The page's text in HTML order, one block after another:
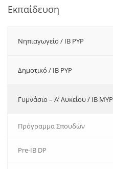
Εκπαίδευση
Νηπιαγωγείο / IB PYP
Δημοτικό / IB PYP
Γυμνάσιο – Α’ Λυκείου / IB MYP
Πρόγραμμα Σπουδών
Pre-IB DP